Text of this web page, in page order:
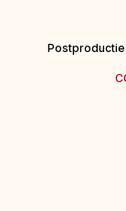
Postproductie